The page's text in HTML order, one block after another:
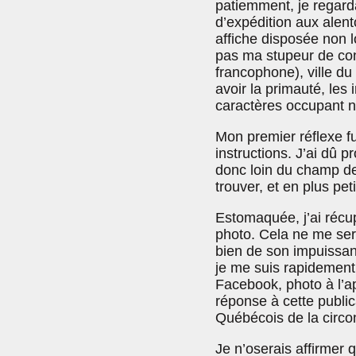
patiemment, je
d’expédition aux
affiche disposée non
pas ma stupeur de
francophone), ville
avoir la primauté, les
caractères occupant
Mon premier réflexe
instructions. J’ai dû
donc loin du champ
trouver, et en plus
Estomaquée, j’ai
photo. Cela ne me
bien de son
je me suis
Facebook, photo à
réponse à cette
Québécois de la
Je n’oserais affirmer